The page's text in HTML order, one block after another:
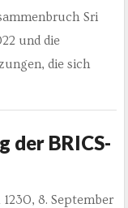
Sri
und die
die sich
der BRICS-
8. September